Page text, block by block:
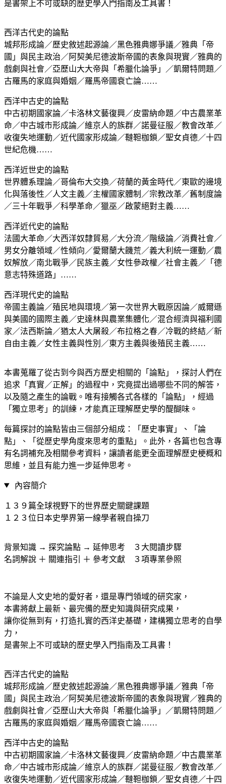
是書架上不可或缺的歷史學入門指南及工具書！
西洋古代史的論點
城邦形成論／歷史敘述起源論／黑色雅典娜爭議／雅典「帝
國」與民主政治／阿契美尼德波斯帝國的表象與現實／雅典的
戲劇與社會／亞歷山大大帝與「希臘化論爭」／凱爾特問題／
古羅馬的家庭與婚姻／羅馬帝國衰亡論……
西洋中古史的論點
中古初期國家論／卡洛林文藝復興／皮雷納命題／中古農業革
命／中古城市形成論／維京人的族群／諾曼征服／教會改革／
收復失地運動／近代國家形成論／韃靼枷鎖／聖女貞德／十四
世紀危機……
西洋近世史的論點
世界體系理論／哥倫布大交換／荷蘭的黃金時代／東歐的邊境
化與落後性／人文主義／主權國家體制／宗教改革／舊制度論
／三十年戰爭／科學革命／獵巫／啟蒙絕對主義……
西洋近代史的論點
法國大革命／大西洋奴隸貿易／大分流／階級論／消費社會／
男女分離領域／性傾向／愛爾蘭大饑荒／義大利統一運動／農
奴解放／南北戰爭／民族主義／女性參政權／社會主義／「德
意志特殊道路」……
西洋現代史的論點
帝國主義論／殖民地與環境／第一次世界大戰原因論／威爾遜
與美國的國際主義／史達林與農業集體化／混合經濟與福利國
家／法西斯論／猶太人大屠殺／布拉格之春／冷戰的終結／新
自由主義／女性主義與性別／東方主義與後殖民主義……
本書蒐羅了從古到今與西方歷史相關的「論點」，探討人們在
追求「真實／正解」的過程中，究竟提出過哪些不同的解答，
以及隨之產生的論戰。唯有接觸各式各樣的「論點」，經過
「獨立思考」的訓練，才能真正理解歷史學的醍醐味。
每篇探討的論點皆由三個部分組成：「歷史事實」、「論
點」、「從歷史學角度來思考的重點」。此外，各篇也包含專
有名詞補充及相關參考資料，讓讀者能更全面理解歷史梗概和
思維，並且有能力進一步延伸思考。
內容簡介
１３９篇全球視野下的世界歷史關鍵課題
１２３位日本史學界第一線學者親自操刀
背景知識 → 探究論點 → 延伸思考 ３大閱讀步驟
名詞解說 ＋ 關連指引 ＋ 參考文獻 ３項專業參照
不論是人文史地的愛好者，還是專門領域的研究家，
本書將獻上最新、最完備的歷史知識與研究成果，
讓你從無到有，打造扎實的西洋史基礎，建構獨立思考的自學
力，
是書架上不可或缺的歷史學入門指南及工具書！
西洋古代史的論點
城邦形成論／歷史敘述起源論／黑色雅典娜爭議／雅典「帝
國」與民主政治／阿契美尼德波斯帝國的表象與現實／雅典的
戲劇與社會／亞歷山大大帝與「希臘化論爭」／凱爾特問題／
古羅馬的家庭與婚姻／羅馬帝國衰亡論……
西洋中古史的論點
中古初期國家論／卡洛林文藝復興／皮雷納命題／中古農業革
命／中古城市形成論／維京人的族群／諾曼征服／教會改革／
收復失地運動／近代國家形成論／韃靼枷鎖／聖女貞德／十四